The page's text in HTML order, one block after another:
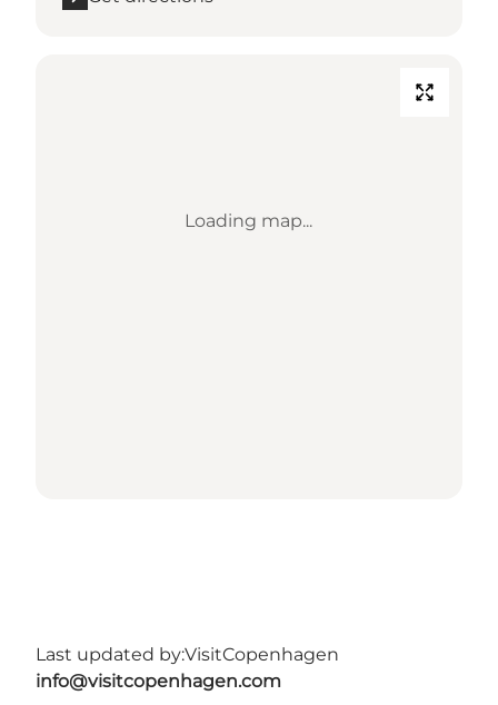
Loading map...
Last updated by:VisitCopenhagen
info@visitcopenhagen.com